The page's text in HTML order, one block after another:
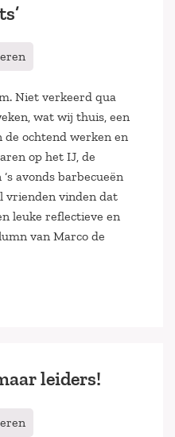
Niet verkeerd qua
wat wij thuis, een
ochtend werken en
op het IJ, de
avonds barbecueën
vrienden vinden dat
leuke reflectieve en
van Marco de
leiders!